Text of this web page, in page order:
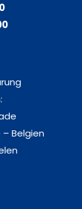
– Belgien